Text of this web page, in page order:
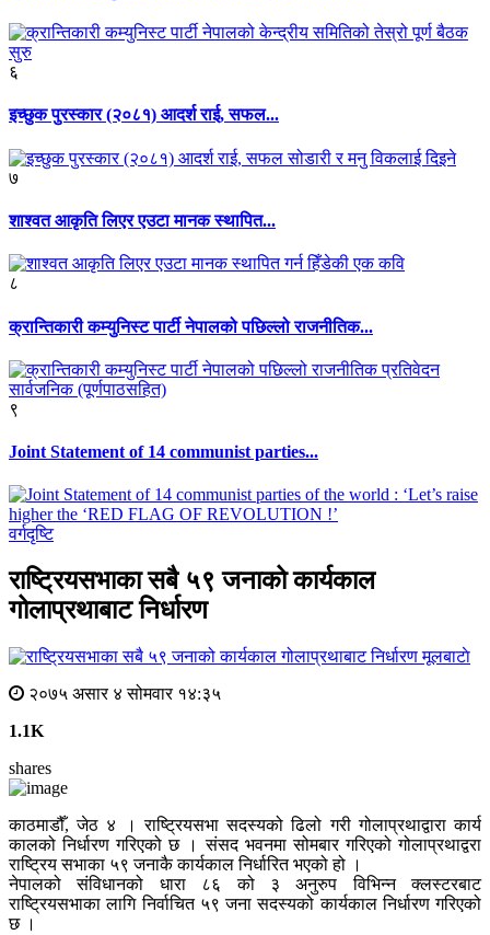
६
इच्छुक पुरस्कार (२०८१) आदर्श राई, सफल...
७
शाश्वत आकृति लिएर एउटा मानक स्थापित...
८
क्रान्तिकारी कम्युनिस्ट पार्टी नेपालको पछिल्लो राजनीतिक...
९
Joint Statement of 14 communist parties...
वर्गदृष्टि
राष्ट्रियसभाका सबै ५९ जनाको कार्यकाल
गोलाप्रथाबाट निर्धारण
मूलबाटाे
२०७५ असार ४ सोमवार १४:३५
1.1K
shares
काठमाडौँ, जेठ ४ । राष्ट्रियसभा सदस्यको ढिलो गरी गोलाप्रथाद्वारा कार्य
कालको निर्धारण गरिएको छ । संसद भवनमा सोमबार गरिएको गोलाप्रथाद्वरा
राष्ट्रिय सभाका ५९ जनाकै कार्यकाल निर्धारित भएको हो ।
नेपालको संविधानको धारा ८६ को ३ अनुरुप विभिन्न क्लस्टरबाट
राष्ट्रियसभाका लागि निर्वाचित ५९ जना सदस्यको कार्यकाल निर्धारण गरिएको
छ ।